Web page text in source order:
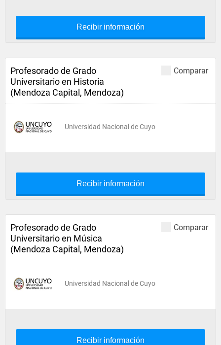
Recibir información
Comparar
Profesorado de Grado
Universitario en Historia
(Mendoza Capital, Mendoza)
Universidad Nacional de Cuyo
Recibir información
Comparar
Profesorado de Grado
Universitario en Música
(Mendoza Capital, Mendoza)
Universidad Nacional de Cuyo
Recibir información